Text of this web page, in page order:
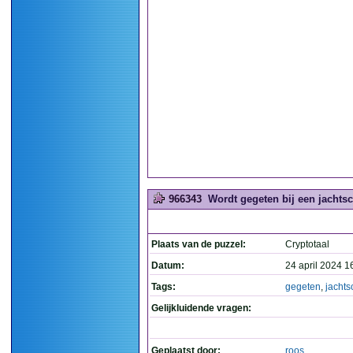
966343 Wordt gegeten bij een
Plaats van de puzzel:
Cryptotaal
Datum:
24 april 2024
Tags:
gegeten,
Gelijkluidende vragen:
Geplaatst door: roos